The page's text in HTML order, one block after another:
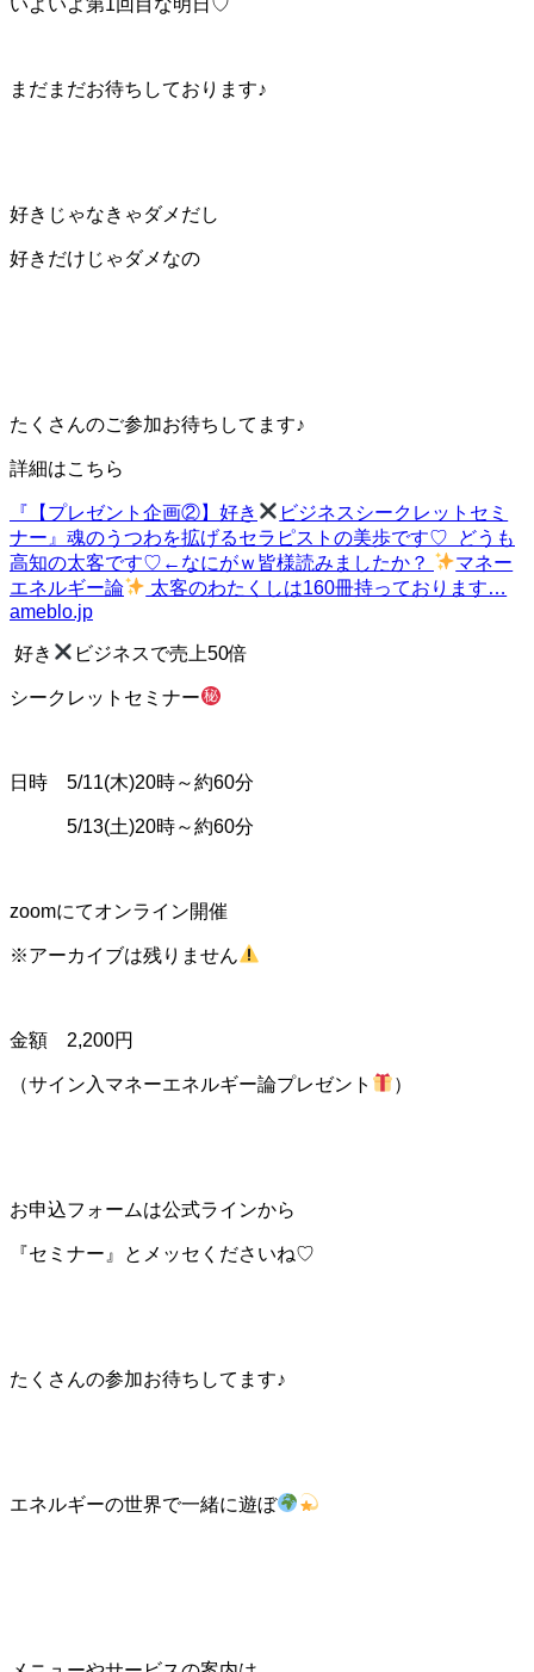
まだまだお待ちしております♪
好きじゃなきゃダメだし
好きだけじゃダメなの
たくさんのご参加お待ちしてます♪
詳細はこちら
『【プレゼント企画②】好き
ビジネスシークレットセミ
ナー』 魂のうつわを拡げるセラピストの美歩です♡ どうも
高知の太客です♡←なにがｗ皆様読みましたか？
マネー
エネルギー論
太客のわたくしは160冊持っております…
ameblo.jp
好き ビジネスで売上50倍
シークレットセミナー
日時 5/11(木)20時～約60分
5/13(土)20時～約60分
zoomにてオンライン開催
※アーカイブは残りません
金額 2,200円
（サイン入マネーエネルギー論プレゼント ）
お申込フォームは公式ラインから
『セミナー』とメッセくださいね♡
たくさんの参加お待ちしてます♪
エネルギーの世界で一緒に遊ぼ